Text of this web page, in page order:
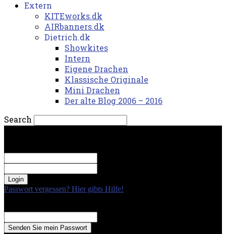
Extern
KITEworks.dk
AIRbanners.dk
Dietrich.dk
Showkites
Intern
Eigene Drachen
Klassische Originale
Mini Drachen
Der alte Blog 2006 – 2016
Search
Passwort vergessen? Hier gibts Hilfe!